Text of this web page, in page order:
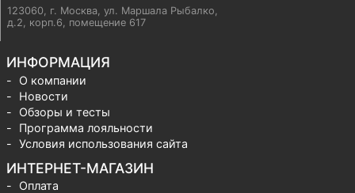
123060, г. Москва, ул. Маршала Рыбалко,
д.2, корп.6, помещение 617
ИНФОРМАЦИЯ
О компании
Новости
Обзоры и тесты
Программа лояльности
Условия использования сайта
ИНТЕРНЕТ-МАГАЗИН
Оплата